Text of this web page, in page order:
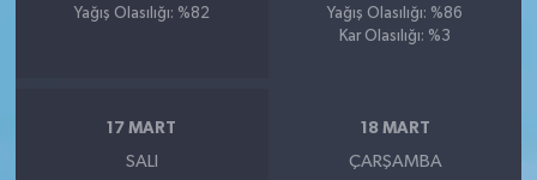
Yağış Olasılığı: %82
Yağış Olasılığı: %86
Kar Olasılığı: %3
17 MART
SALI
18 MART
ÇARŞAMBA